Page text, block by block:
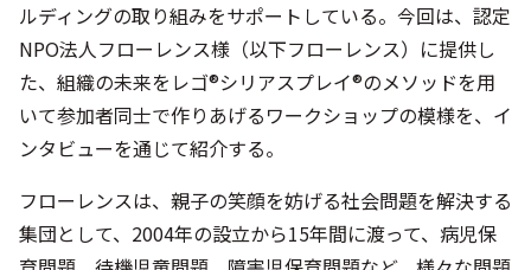
ルディングの取り組みをサポートしている。今回は、認定
NPO法人フローレンス様（以下フローレンス）に提供し
た、組織の未来をレゴ®シリアスプレイ®のメソッドを用
いて参加者同士で作りあげるワークショップの模様を、イ
ンタビューを通じて紹介する。
フローレンスは、親子の笑顔を妨げる社会問題を解決する
集団として、2004年の設立から15年間に渡って、病児保